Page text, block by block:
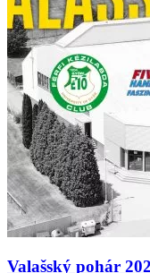
Valašský pohár